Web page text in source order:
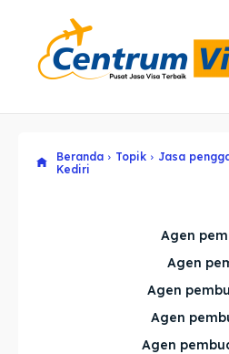
Explore our
Explore our
Beranda Topik
Jasa
Kediri
Agen
Agen
Agen
Agen
Agen